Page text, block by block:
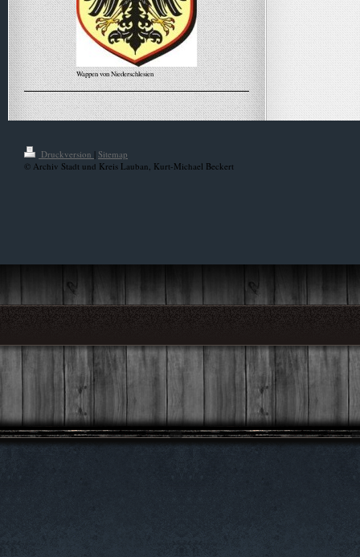
Wappen von Niederschlesien
Alle Meldungen
Druckversion | Sitemap
© Archiv Stadt und Kreis Lauban, Kurt-Michael Beckert